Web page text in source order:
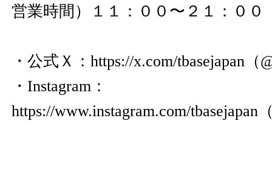
営業時間）１１：００〜２１：００
・公式Ｘ： https://x.com/tbasejapan （
・Instagram：
https://www.instagram.com/tbasejapan